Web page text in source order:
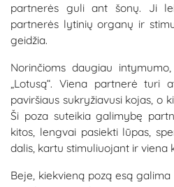
partnerės guli ant šonų. Ji
partnerės lytinių organų ir
geidžia.
Norinčioms daugiau
„Lotusą“. Viena partnerė turi
paviršiaus sukryžiavusi kojas, o
Ši poza suteikia galimybę
kitos, lengvai pasiekti lūpas,
dalis, kartu stimuliuojant ir viena
Beje, kiekvieną pozą esą